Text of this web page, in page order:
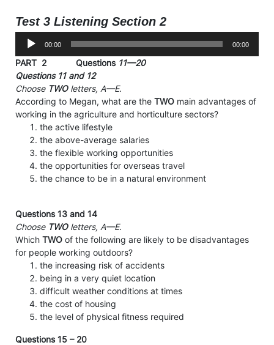
Test 3 Listening Section 2
Trình
phát
âm
thanh
00:00 00:00
PART 2 Questions 11—20
Questions 11 and 12
Choose TWO letters, A—E.
According to Megan, what are the TWO main advantages of
working in the agriculture and horticulture sectors?
the active lifestyle
the above-average salaries
the flexible working opportunities
the opportunities for overseas travel
the chance to be in a natural environment
Questions13 and 14
Choose TWO letters, A—E.
Which TWO of the following are likely to be disadvantages
for people working outdoors?
the increasing risk of accidents
being in a very quiet location
difficult weather conditions at times
the cost of housing
the level of physical fitness required
Questions15 – 20